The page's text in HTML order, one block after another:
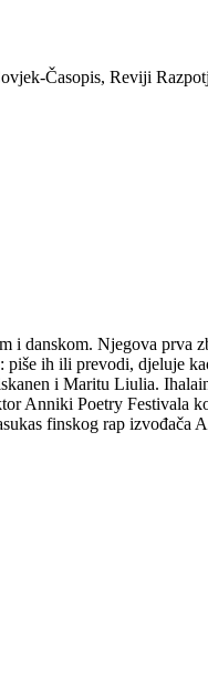
Časopis, Reviji
i danskom. Njegova prva
ih ili prevodi, djeluje
i Maritu Liulia.
Anniki Poetry Festivala
finskog rap izvođača